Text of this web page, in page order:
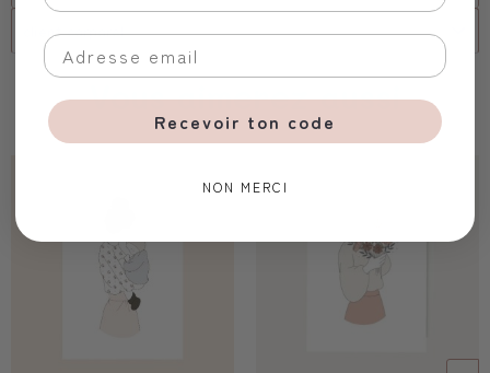
client corporel
Vous aimerez aussi
Recevoir ton code
NON MERCI